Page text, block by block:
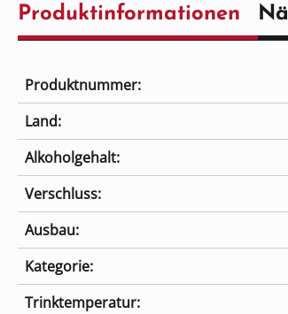
Produktinformationen
Produktnummer:
Ausbau:
Kategorie:
Trinktemperatur:
Land:
Alkoholgehalt:
Verschluss: